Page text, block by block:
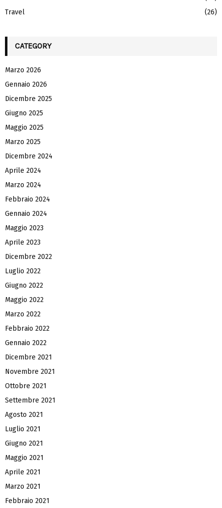
Travel
(26)
CATEGORY
Marzo 2026
Gennaio 2026
Dicembre 2025
Giugno 2025
Maggio 2025
Marzo 2025
Dicembre 2024
Aprile 2024
Marzo 2024
Febbraio 2024
Gennaio 2024
Maggio 2023
Aprile 2023
Dicembre 2022
Luglio 2022
Giugno 2022
Maggio 2022
Marzo 2022
Febbraio 2022
Gennaio 2022
Dicembre 2021
Novembre 2021
Ottobre 2021
Settembre 2021
Agosto 2021
Luglio 2021
Giugno 2021
Maggio 2021
Aprile 2021
Marzo 2021
Febbraio 2021